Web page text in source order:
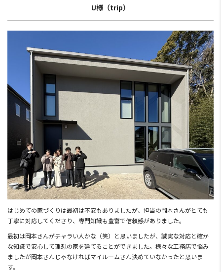
U様（trip）
はじめての家づくりは最初は不安もありましたが、担当の岡本さんがとても
丁寧に対応してくださり、専門知識も豊富で信頼感がありました。
最初は岡本さんがチャラい人かな（笑）と思いましたが、誠実な対応と確か
な知識で安心して理想の家を建てることができました。様々な工務店で悩み
ましたが岡本さんじゃなければマイルームさん決めていなかったと思いま
す。